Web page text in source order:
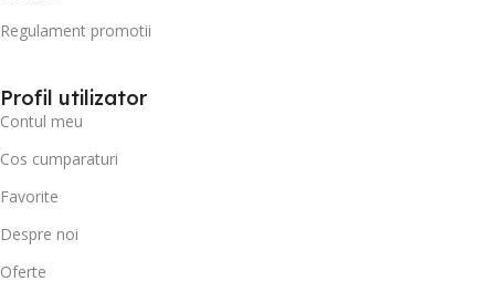
Regulament promotii
Profil utilizator
Contul meu
Cos cumparaturi
Favorite
Despre noi
Oferte